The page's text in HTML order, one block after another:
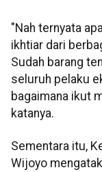
"Nah ternyata
ikhtiar dari
Sudah barang
seluruh pelaku
bagaimana ikut
katanya.
Sementara itu,
Wijoyo